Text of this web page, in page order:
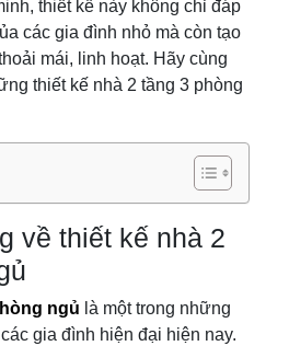
thiết kế này không chỉ đáp
các gia đình nhỏ mà còn tạo
mái, linh hoạt. Hãy cùng
thiết kế nhà 2 tầng 3 phòng
về thiết kế nhà 2
ngủ là một trong những
gia đình hiện đại hiện nay.